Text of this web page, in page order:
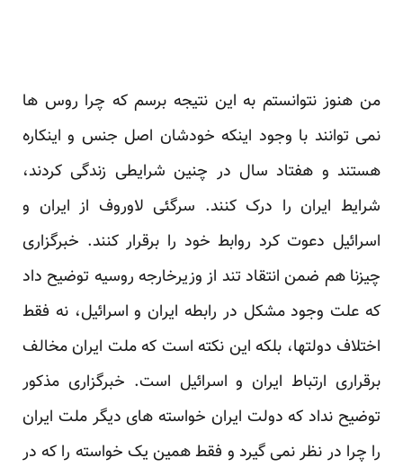
من هنوز نتوانستم به این نتیجه برسم که چرا روس ها
نمی توانند با وجود اینکه خودشان اصل جنس و اینکاره
هستند و هفتاد سال در چنین شرایطی زندگی کردند،
شرایط ایران را درک کنند. سرگئی لاوروف از ایران و
اسرائیل دعوت کرد روابط خود را برقرار کنند. خبرگزاری
چیزنا هم ضمن انتقاد تند از وزیرخارجه روسیه توضیح داد
که علت وجود مشکل در رابطه ایران و اسرائیل، نه فقط
اختلاف دولتها، بلکه این نکته است که ملت ایران مخالف
برقراری ارتباط ایران و اسرائیل است. خبرگزاری مذکور
توضیح نداد که دولت ایران خواسته های دیگر ملت ایران
را چرا در نظر نمی گیرد و فقط همین یک خواسته را که در